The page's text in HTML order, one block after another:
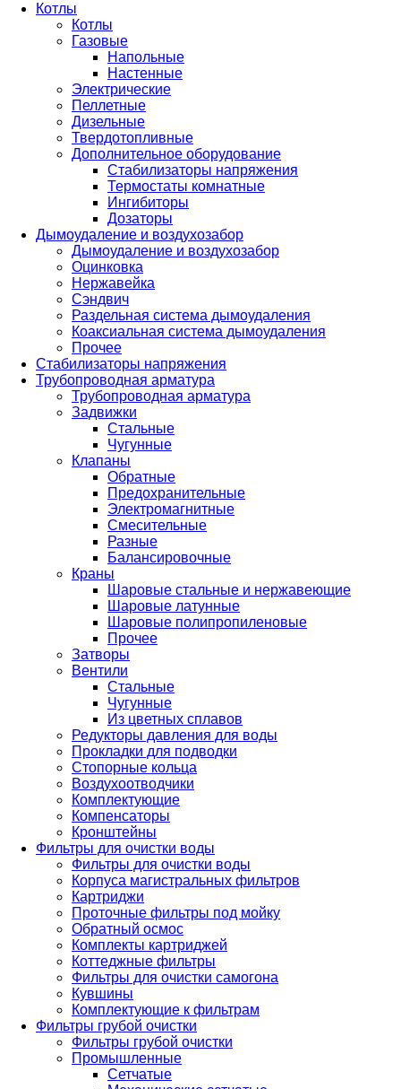
Котлы
Котлы
Газовые
Напольные
Настенные
Электрические
Пеллетные
Дизельные
Твердотопливные
Дополнительное оборудование
Стабилизаторы напряжения
Термостаты комнатные
Ингибиторы
Дозаторы
Дымоудаление и воздухозабор
Дымоудаление и воздухозабор
Оцинковка
Нержавейка
Сэндвич
Раздельная система дымоудаления
Коаксиальная система дымоудаления
Прочее
Стабилизаторы напряжения
Трубопроводная арматура
Трубопроводная арматура
Задвижки
Стальные
Чугунные
Клапаны
Обратные
Предохранительные
Электромагнитные
Смесительные
Разные
Балансировочные
Краны
Шаровые стальные и нержавеющие
Шаровые латунные
Шаровые полипропиленовые
Прочее
Затворы
Вентили
Стальные
Чугунные
Из цветных сплавов
Редукторы давления для воды
Прокладки для подводки
Стопорные кольца
Воздухоотводчики
Комплектующие
Компенсаторы
Кронштейны
Фильтры для очистки воды
Фильтры для очистки воды
Корпуса магистральных фильтров
Картриджи
Проточные фильтры под мойку
Обратный осмос
Комплекты картриджей
Коттеджные фильтры
Фильтры для очистки самогона
Кувшины
Комплектующие к фильтрам
Фильтры грубой очистки
Фильтры грубой очистки
Промышленные
Сетчатые